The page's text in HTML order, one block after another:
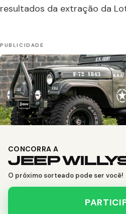
resultados da extração da
CONCORRA A
JEEP
O próximo sorteado pode ser você!